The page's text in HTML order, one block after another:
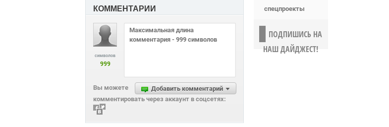
КОММЕНТАРИИ
символов
999
Добавить комментарий
Вы можете
комментировать через аккаунт в соцсетях:
спецпроекты
ПОДПИШИСЬ НА
НАШ ДАЙДЖЕСТ!